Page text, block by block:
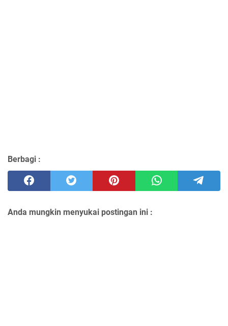
Berbagi :
Anda mungkin menyukai postingan ini :